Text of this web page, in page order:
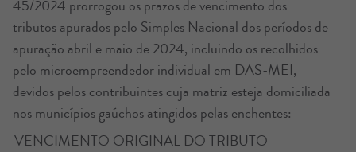
45/2024 prorrogou os prazos de vencimento dos
tributos apurados pelo Simples Nacional dos períodos de
apuração abril e maio de 2024, incluindo os recolhidos
pelo microempreendedor individual em DAS-MEI,
devidos pelos contribuintes cuja matriz esteja domiciliada
nos municípios gaúchos atingidos pelas enchentes:
VENCIMENTO ORIGINAL DO TRIBUTO